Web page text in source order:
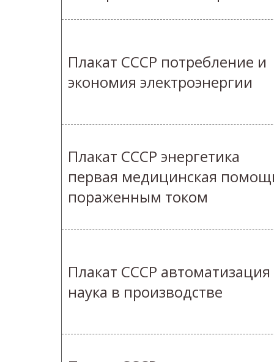
Плакат СССР потребление и
экономия электроэнергии
Плакат СССР энергетика
первая медицинская
пораженным током
Плакат СССР
наука в производстве